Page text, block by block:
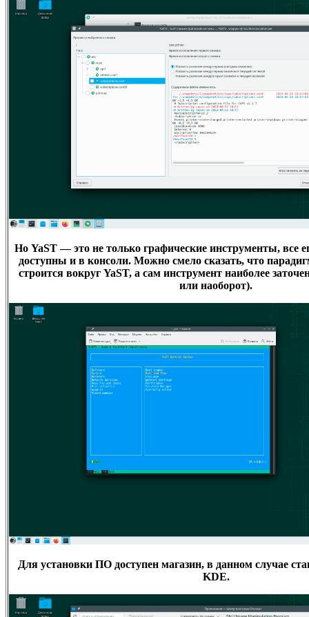
Но YaST — это не только графические инструменты, все
доступны и в консоли. Можно смело сказать, что
строится вокруг YaST, а сам инструмент наиболее
или наоборот).
Для установки ПО доступен магазин, в данном случае
KDE.